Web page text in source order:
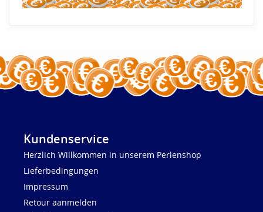
Kundenservice
Herzlich Willkommen in unserem Perlenshop
Lieferbedingungen
Impressum
Retour aanmelden